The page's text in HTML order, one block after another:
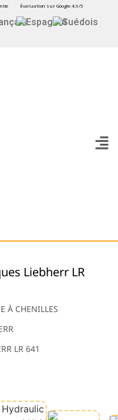
Évaluation sur Google 4,9/5
Liebherr LR
À CHENILLES
LR 641